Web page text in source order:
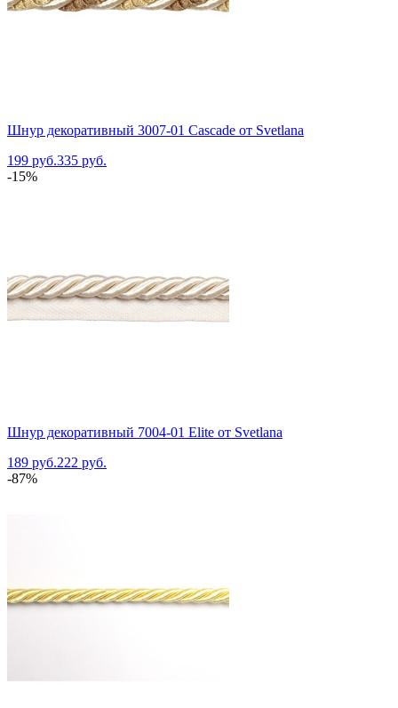
Шнур декоративный 3007-01 Cascade от Svetlana
199 руб.335 руб.
-15%
Шнур декоративный 7004-01 Elite от Svetlana
189 руб.222 руб.
-87%